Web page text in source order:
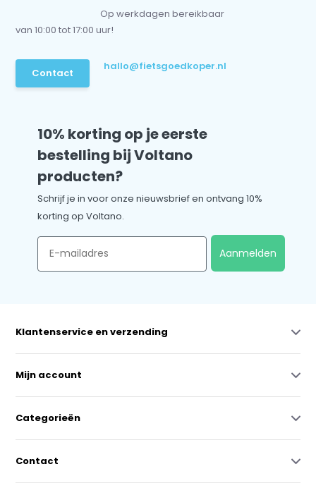
Op werkdagen bereikbaar
van 10:00 tot 17:00 uur!
Contact
hallo@fietsgoedkoper.nl
10% korting op je eerste
bestelling bij Voltano
producten?
Schrijf je in voor onze nieuwsbrief en ontvang 10%
korting op Voltano.
Email
Aanmelden
Klantenservice en verzending
Mijn account
Categorieën
Contact